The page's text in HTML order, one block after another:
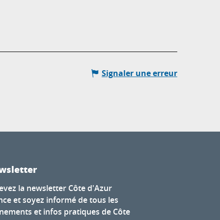
Signaler une erreur
la newsletter Côte d'Azur
et soyez informé de tous les
et infos pratiques de Côte